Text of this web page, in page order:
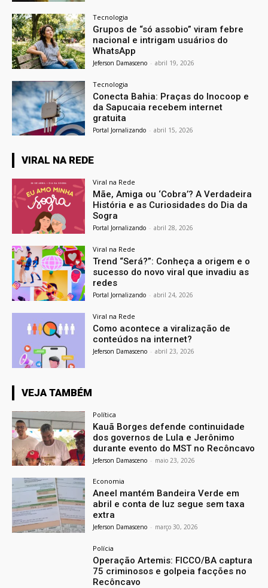
Tecnologia
Grupos de “só assobio” viram febre
nacional e intrigam usuários do
WhatsApp
Jeferson Damasceno - abril 19, 2026
Tecnologia
Conecta Bahia: Praças do Inocoop e
da Sapucaia recebem internet
gratuita
Portal Jornalizando - abril 15, 2026
VIRAL NA REDE
Viral na Rede
Mãe, Amiga ou ‘Cobra’? A Verdadeira
História e as Curiosidades do Dia da
Sogra
Portal Jornalizando - abril 28, 2026
Viral na Rede
Trend “Será?”: Conheça a origem e o
sucesso do novo viral que invadiu as
redes
Portal Jornalizando - abril 24, 2026
Viral na Rede
Como acontece a viralização de
conteúdos na internet?
Jeferson Damasceno - abril 23, 2026
VEJA TAMBÉM
Política
Kauã Borges defende continuidade
dos governos de Lula e Jerônimo
durante evento do MST no Recôncavo
Jeferson Damasceno - maio 23, 2026
Economia
Aneel mantém Bandeira Verde em
abril e conta de luz segue sem taxa
extra
Jeferson Damasceno - março 30, 2026
Polícia
Operação Artemis: FICCO/BA captura
75 criminosos e golpeia facções no
Recôncavo